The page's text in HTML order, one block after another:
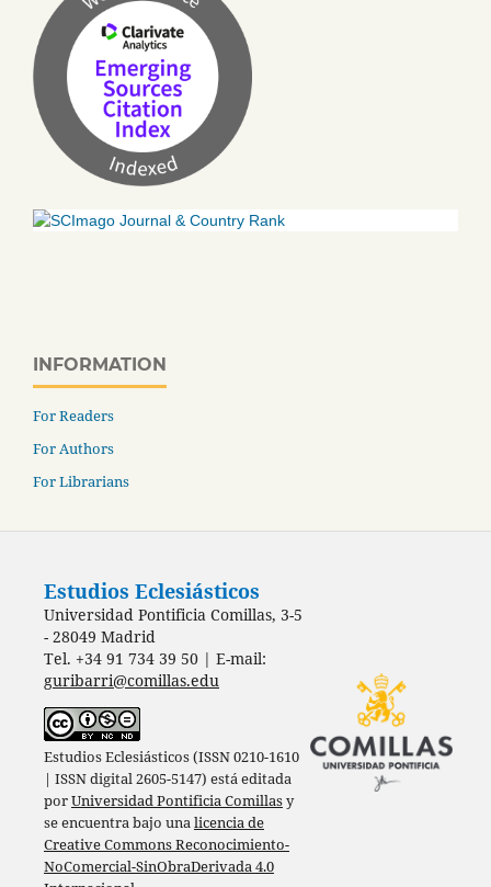
INFORMATION
For Readers
For Authors
For Librarians
Estudios Eclesiásticos
Universidad Pontificia Comillas, 3-5
- 28049 Madrid
Tel. +34 91 734 39 50 | E-mail:
guribarri@comillas.edu
Estudios Eclesiásticos (ISSN 0210-1610
| ISSN digital 2605-5147) está editada
porUniversidad Pontificia Comillasy
se encuentra bajo unalicencia de
Creative Commons Reconocimiento-
NoComercial-SinObraDerivada 4.0